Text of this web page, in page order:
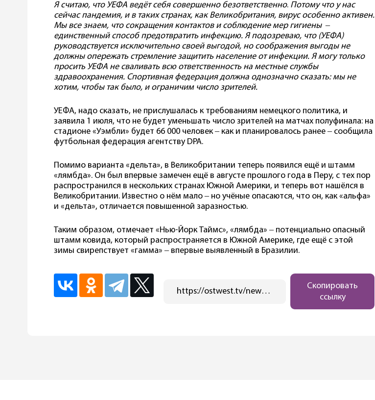
Я считаю, что УЕФА ведёт себя совершенно безответственно. Потому что у нас
сейчас пандемия, и в таких странах, как Великобритания, вирус особенно активен.
Мы все знаем, что сокращения контактов и соблюдение мер гигиены ‒
единственный способ предотвратить инфекцию. Я подозреваю, что (УЕФА)
руководствуется исключительно своей выгодой, но соображения выгоды не
должны опережать стремление защитить население от инфекции. Я могу только
просить УЕФА не сваливать всю ответственность на местные службы
здравоохранения. Спортивная федерация должна однозначно сказать: мы не
хотим, чтобы так было, и ограничим число зрителей.
УЕФА, надо сказать, не прислушалась к требованиям немецкого политика, и
заявила 1 июля, что не будет уменьшать число зрителей на матчах полуфинала: на
стадионе «Уэмбли» будет 66 000 человек ‒ как и планировалось ранее ‒ сообщила
футбольная федерация агентству DPA.
Помимо варианта «дельта», в Великобритании теперь появился ещё и штамм
«лямбда». Он был впервые замечен ещё в августе прошлого года в Перу, с тех пор
распространился в нескольких странах Южной Америки, и теперь вот нашёлся в
Великобритании. Известно о нём мало ‒ но учёные опасаются, что он, как «альфа»
и «дельта», отличается повышенной заразностью.
Таким образом, отмечает «Нью-Йорк Таймс», «лямбда» ‒ потенциально опасный
штамм ковида, который распространяется в Южной Америке, где ещё с этой
зимы свирепствует «гамма» ‒ впервые выявленный в Бразилии.
https://ostwest.tv/news/delta-shtamm-v-germanii-i-novyj-lyambda-shtamm/
Скопировать
ссылку